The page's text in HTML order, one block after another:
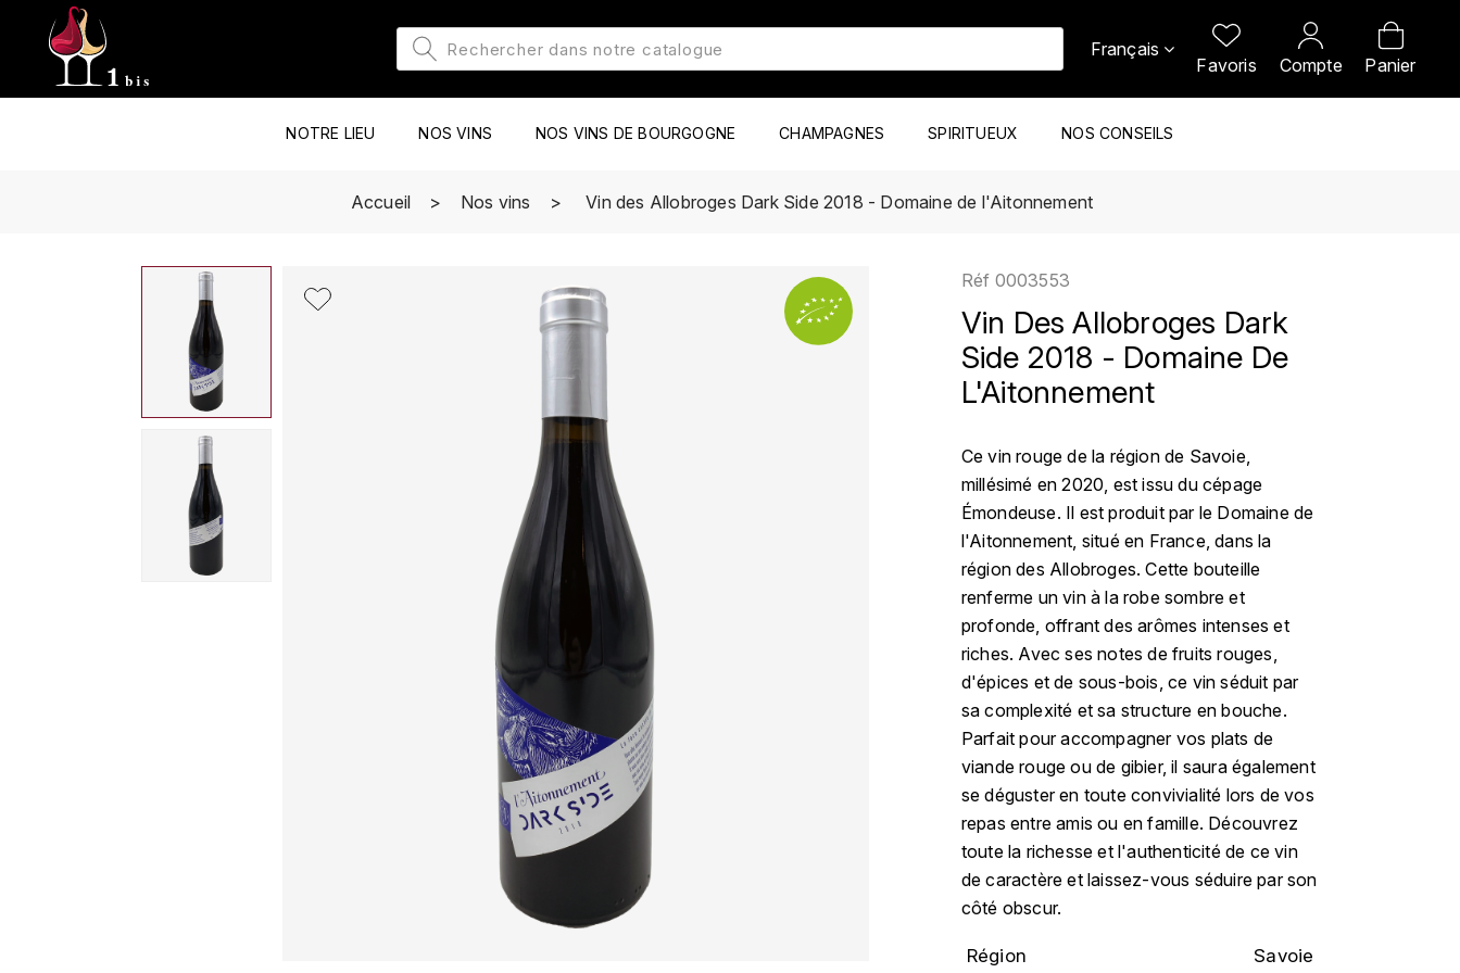
Français
Favoris Compte Panier
NOTRE LIEU NOS VINS NOS VINS DE BOURGOGNE CHAMPAGNES SPIRITUEUX NOS CONSEILS
Accueil Nos vins Vin des Allobroges Dark Side 2018 - Domaine de l'Aitonnement
Réf 0003553
Vin Des Allobroges Dark
Side 2018 - Domaine De
L'Aitonnement
Ce vin rouge de la région de Savoie,
millésimé en 2020, est issu du cépage
Émondeuse. Il est produit par le Domaine de
l'Aitonnement, situé en France, dans la
région des Allobroges. Cette bouteille
renferme un vin à la robe sombre et
profonde, offrant des arômes intenses et
riches. Avec ses notes de fruits rouges,
d'épices et de sous-bois, ce vin séduit par
sa complexité et sa structure en bouche.
Parfait pour accompagner vos plats de
viande rouge ou de gibier, il saura également
se déguster en toute convivialité lors de vos
repas entre amis ou en famille. Découvrez
toute la richesse et l'authenticité de ce vin
de caractère et laissez-vous séduire par son
côté obscur.
Région Savoie